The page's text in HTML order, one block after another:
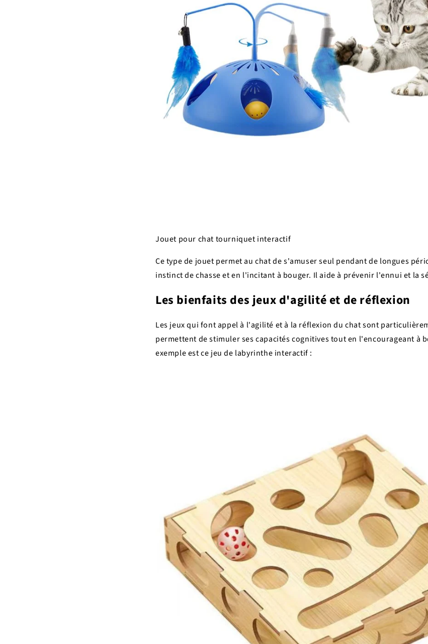
Jouet pour chat tourniquet interactif
Ce type de jouet permet au chat de s'amuser seul pendant de longues
instinct de chasse et en l'incitant à bouger. Il aide à prévenir l'ennui et la
Les bienfaits des jeux d'agilité et de réflexion
Les jeux qui font appel à l'agilité et à la réflexion du chat sont
permettent de stimuler ses capacités cognitives tout en l'encourageant à
exemple est ce jeu de labyrinthe interactif :